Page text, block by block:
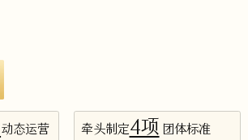
动态运营
牵头制定4项 团体标准